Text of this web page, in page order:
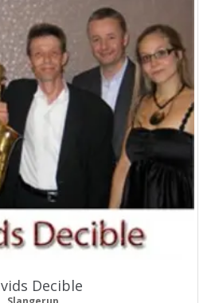
Decible